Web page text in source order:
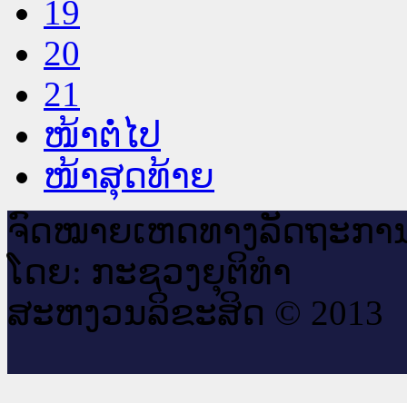
19
20
21
ໜ້າຕໍ່ໄປ
ໜ້າສຸດທ້າຍ
ຈົດ​ໝາຍ​ເຫດ​ທາງ​ລັດ​ຖະ​ກາ
ໂດຍ: ກະ​ຊວງຍຸ​ຕິ​ທຳ
ສະ​ຫງວນ​ລິ​ຂະ​ສິດ © 2013